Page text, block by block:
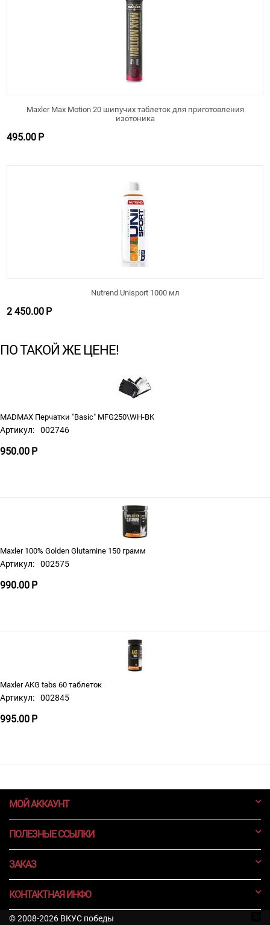
Maxler Max Motion 20 шипучих таблеток для приготовления
изотоника
495.00 Р
Nutrend Unisport 1000 мл
2 450.00 Р
ПО ТАКОЙ ЖЕ ЦЕНЕ!
MADMAX Перчатки "Basic" MFG250\WH-BK
Артикул: 002746
950.00 Р
Maxler 100% Golden Glutamine 150 грамм
Артикул: 002575
990.00 Р
Maxler AKG tabs 60 таблеток
Артикул: 002845
995.00 Р
МОЙ АККАУНТ
ПОЛЕЗНЫЕ ССЫЛКИ
ЗАКАЗ
КОНТАКТНАЯ ИНФО
© 2008-2026 ВКУС победы